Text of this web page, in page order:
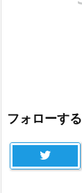
フォローする